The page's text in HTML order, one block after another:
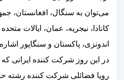
می‌توان به سنگال، افغانستان،
کانادا، نیجریه، عمان، ایالات متحده
اندونزی، پاکستان و سنگاپور
در این روز شرکت کننده ایرانی که
رویا فضائلی شرکت کننده رشته